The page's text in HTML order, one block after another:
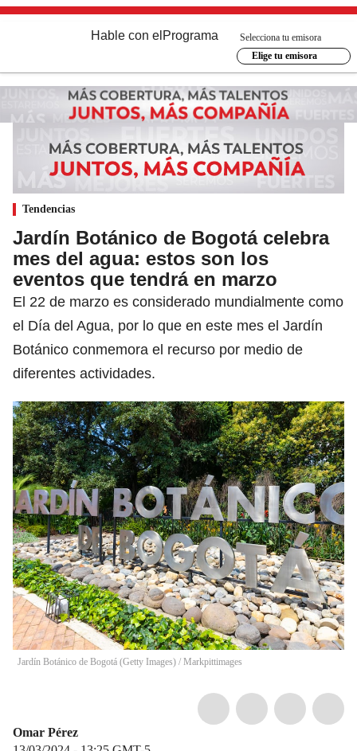
Hable con el Programa
Selecciona tu emisora
Elige tu emisora
Tendencias
Jardín Botánico de Bogotá celebra
mes del agua: estos son los
eventos que tendrá en marzo
El 22 de marzo es considerado mundialmente como
el Día del Agua, por lo que en este mes el Jardín
Botánico conmemora el recurso por medio de
diferentes actividades.
Jardín Botánico de Bogotá (Getty Images) / Markpittimages
Omar Pérez